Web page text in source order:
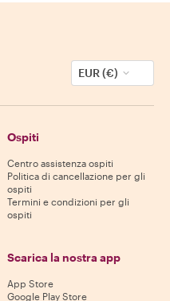
EUR (€)
Ospiti
Centro assistenza ospiti
Politica di cancellazione per gli
ospiti
Termini e condizioni per gli
ospiti
Scarica la nostra app
App Store
Google Play Store